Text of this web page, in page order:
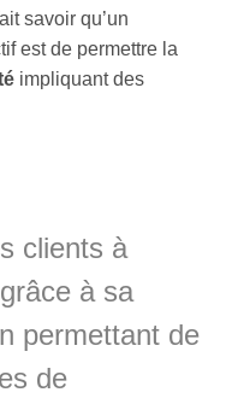
savoir qu’un
est de permettre la
impliquant des
clients à
à sa
permettant de
de